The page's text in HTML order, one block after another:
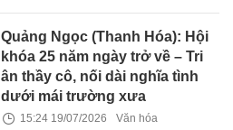
Quảng Ngọc (Thanh Hóa): Hội
khóa 25 năm ngày trở về – Tri
ân thầy cô, nối dài nghĩa tình
dưới mái trường xưa
15:24 19/07/2026 Văn hóa